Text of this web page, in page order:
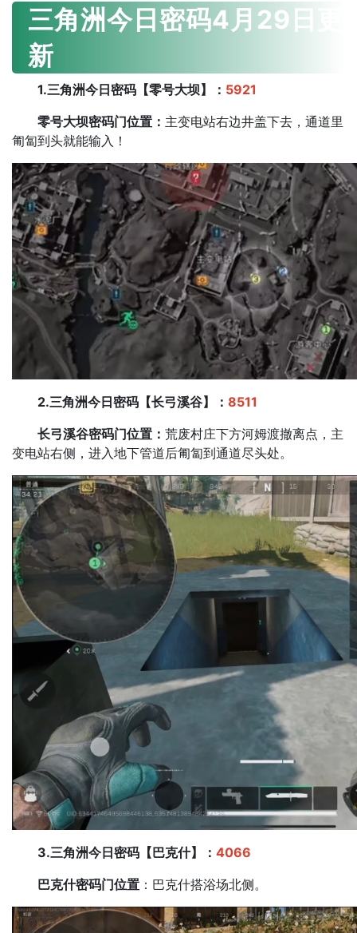
三角洲今日密码4月29日更
新
1.三角洲今日密码【零号大坝】： 5921
零号大坝密码门位置： 主变电站右边井盖下去，通道里
匍匐到头就能输入！
2.三角洲今日密码【长弓溪谷】： 8511
长弓溪谷密码门位置： 荒废村庄下方河姆渡撤离点，主
变电站右侧，进入地下管道后匍匐到通道尽头处。
3.三角洲今日密码【巴克什】： 4066
巴克什密码门位置 ：巴克什搭浴场北侧。